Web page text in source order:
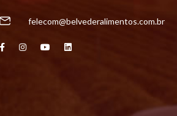
felecom@belvederalimentos.com.br